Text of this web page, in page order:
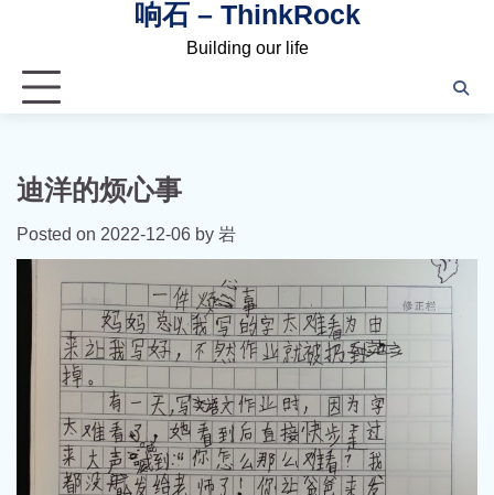
响石 – ThinkRock
Building our life
迪洋的烦心事
Posted on 2022-12-06 by 岩